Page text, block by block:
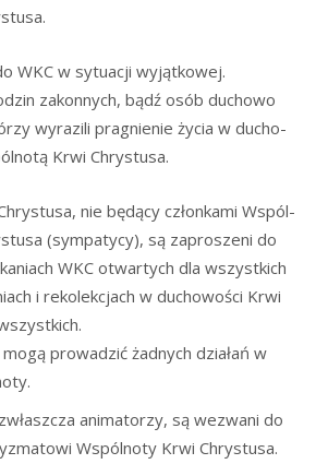
WKC w sytu­acji wyjątkowej.
zakon­nych, bądź osób ducho­wo
wyra­zi­li pra­gnie­nie życia w ducho­
Krwi Chrystusa.
nie będą­cy człon­ka­mi Wspól­
(sym­pa­ty­cy), są zapro­sze­ni do
WKC otwar­tych dla wszyst­kich
i reko­lek­cjach w ducho­wo­ści Krwi
pro­wa­dzić żad­nych dzia­łań w
ani­ma­to­rzy, są wezwa­ni do
Wspól­no­ty Krwi Chrystusa.